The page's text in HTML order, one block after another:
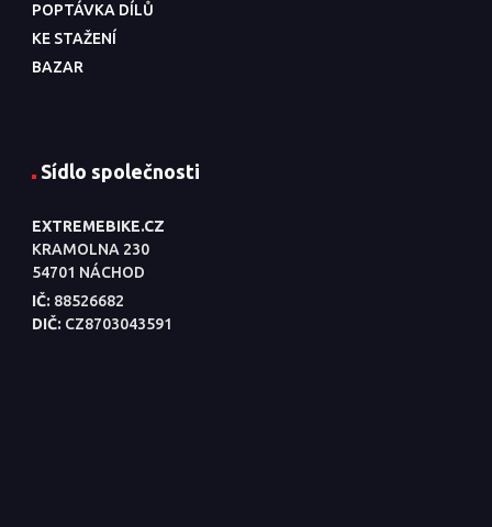
POPTÁVKA DÍLŮ
KE STAŽENÍ
BAZAR
Sídlo společnosti
EXTREMEBIKE.CZ
KRAMOLNA 230
54701 NÁCHOD
IČ: 88526682
DIČ: CZ8703043591